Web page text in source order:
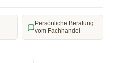
Persönliche Beratung
vom Fachhandel